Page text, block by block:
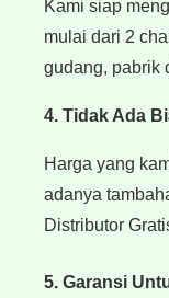
Kami siap
mulai dari 2
gudang, pabrik
4. Tidak Ada
Harga yang
adanya
Distributor
5. Garansi